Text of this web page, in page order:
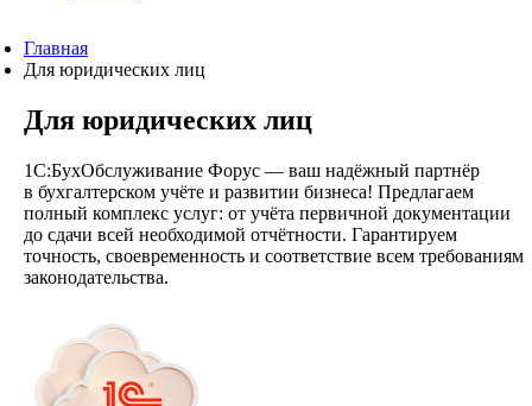
Главная
Для юридических лиц
Для юридических лиц
1С:БухОбслуживание Форус — ваш надёжный партнёр
в бухгалтерском учёте и развитии бизнеса! Предлагаем
полный комплекс услуг: от учёта первичной документации
до сдачи всей необходимой отчётности. Гарантируем
точность, своевременность и соответствие всем требованиям
законодательства.